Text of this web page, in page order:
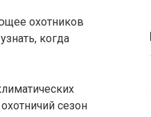
охотников
когда
сезон